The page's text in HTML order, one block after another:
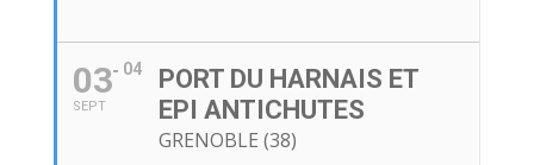
03
SEPT
04
PORT DU HARNAIS ET
EPI ANTICHUTES
GRENOBLE (38)